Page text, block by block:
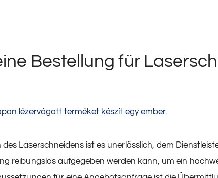
Bestellung für
Laserschneidens ist es unerlässlich, dem
reibungslos aufgegeben werden kann, um ein